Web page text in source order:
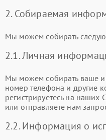
2. Собираемая
Мы можем собирать
2.1. Личная
Мы можем собирать ваше
номер телефона и другие
регистрируетесь на наших
или отправляете нам
2.2. Информация о